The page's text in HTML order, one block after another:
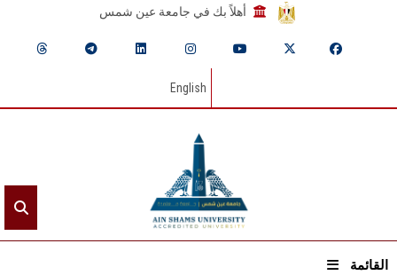
أهلاً بك في جامعة عين شمس
English
القائمة